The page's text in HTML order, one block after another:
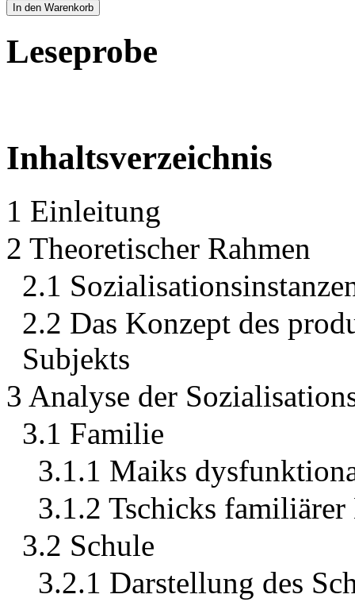
In den Warenkorb
Leseprobe
Inhaltsverzeichnis
1 Einleitung
2 Theoretischer Rahmen
2.1
2.2 Das Konzept des
Subjekts
3 Analyse der
3.1 Familie
3.1.1 Maiks
3.1.2 Tschicks
3.2 Schule
3.2.1 Darstellung des